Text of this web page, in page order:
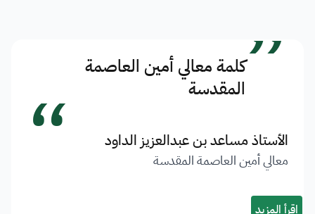
”كلمة معالي أمين العاصمة
المقدسة
الأستاذ مساعد بن عبدالعزيز الداود
معالي أمين العاصمة المقدسة “